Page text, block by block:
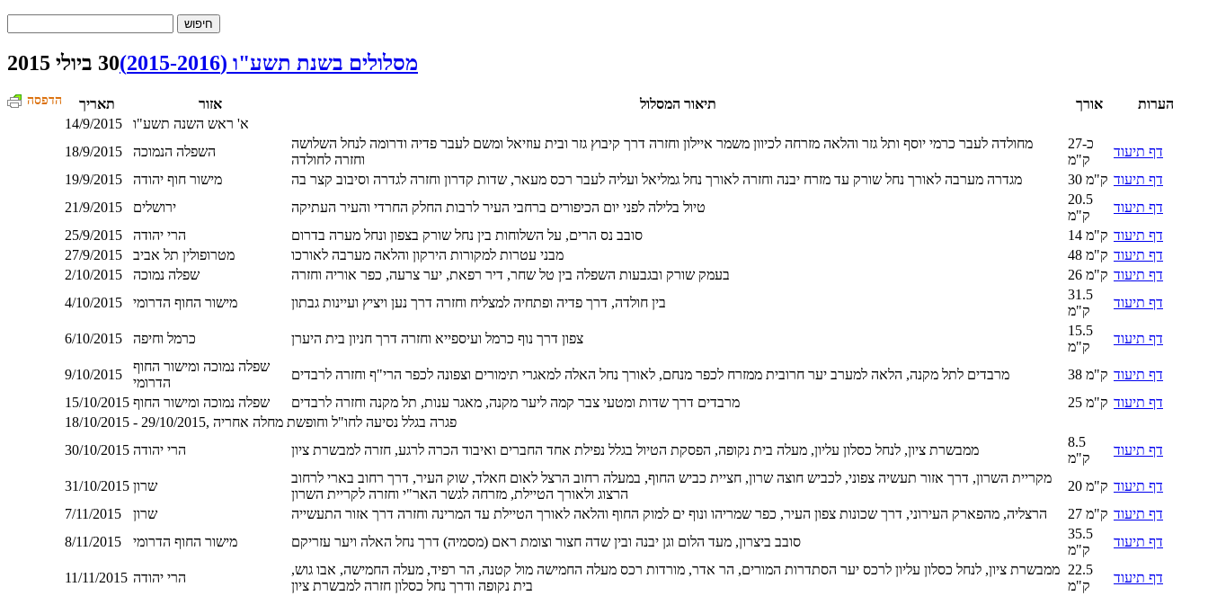
מסלולים בשנת תשע"ו (2015-2016) 30 ביולי 2015
הדפסה תאריך אזור תיאור המסלול אורך
הערות
14/9/2015
א' ראש השנה תשע"ו
18/9/2015
השפלה הנמוכה
מחולדה לעבר כרמי יוסף ותל גזר והלאה מזרחה לכיוון משמר איילון וחזרה דרך קיבוץ גזר ובית עוזיאל ומשם לעבר פדיה ודרומה לנחל השלושה
וחזרה לחולדה
כ-27
ק"מ
דף תיעוד
19/9/2015
מישור חוף יהודה מגדרה מערבה לאורך נחל שורק עד מזרח יבנה וחזרה לאורך נחל גמליאל ועליה לעבר רכס מעאר, שדות קדרון וחזרה לגדרה וסיבוב קצר בה 30 ק"מ דף תיעוד
21/9/2015
ירושלים טיול בלילה לפני יום הכיפורים ברחבי העיר לרבות החלק החרדי והעיר העתיקה
20.5
ק"מ
דף תיעוד
25/9/2015
הרי יהודה סובב נס הרים, על השלוחות בין נחל שורק בצפון ונחל מערה בדרום 14 ק"מ דף תיעוד
27/9/2015
מטרופולין תל אביב מבני עטרות למקורות הירקון והלאה מערבה לאורכו 48 ק"מ דף תיעוד
2/10/2015
שפלה נמוכה בעמק שורק ובגבעות השפלה בין טל שחר, דיר רפאת, יער צרעה, כפר אוריה וחזרה 26 ק"מ דף תיעוד
4/10/2015
מישור החוף הדרומי בין חולדה, דרך פדיה ופתחיה למצליח וחזרה דרך נען ויציץ ועיינות גבתון
31.5
ק"מ
דף תיעוד
6/10/2015 כרמל וחיפה צפון דרך נוף כרמל ועיספייא וחזרה דרך חניון בית היערן
15.5
ק"מ
דף תיעוד
9/10/2015
שפלה נמוכה ומישור החוף
הדרומי
מרבדים לתל מקנה, הלאה למערב יער חרובית ממזרח לכפר מנחם, לאורך נחל האלה למאגרי תימורים וצפונה לכפר הרי"ף וחזרה לרבדים 38 ק"מ דף תיעוד
15/10/2015 שפלה נמוכה ומישור החוף מרבדים דרך שדות ומטעי צבר קמה ליער מקנה, מאגר ענות, תל מקנה וחזרה לרבדים 25 ק"מ דף תיעוד
18/10/2015 - 29/10/2015, פגרה בגלל נסיעה לחו"ל וחופשת מחלה אחריה
30/10/2015 הרי יהודה ממבשרת ציון, לנחל כסלון עליון, מעלה בית נקופה, הפסקת הטיול בגלל נפילת אחד החברים ואיבוד הכרה לרגע, חזרה למבשרת ציון
8.5
ק"מ
דף תיעוד
31/10/2015 שרון
מקריית השרון, דרך אזור תעשיה צפוני, לכביש חוצה שרון, חציית כביש החוף, במעלה רחוב הרצל לאום חאלד, שוק העיר, דרך רחוב בארי לרחוב
הרצוג ולאורך הטיילת, מזרחה לגשר האר"י וחזרה לקריית השרון
20 ק"מ דף תיעוד
7/11/2015
שרון הרצליה, מהפארק העירוני, דרך שכונות צפון העיר, כפר שמריהו ונוף ים למוק החוף והלאה לאורך הטיילת עד המרינה וחזרה דרך אזור התעשייה 27 ק"מ דף תיעוד
8/11/2015
מישור החוף הדרומי סובב ביצרון, מעד הלום וגן יבנה ובין שדה חצור וצומת ראם (מסמיה) דרך נחל האלה ויער עזריקם
35.5
ק"מ
דף תיעוד
11/11/2015 הרי יהודה
ממבשרת ציון, לנחל כסלון עליון לרכס יער הסתדרות המורים, הר אדר, מורדות רכס מעלה החמישה מול קטנה, הר רפיד, מעלה החמישה, אבו גוש,
בית נקופה ודרך נחל כסלון חזרה למבשרת ציון
22.5
ק"מ
דף תיעוד